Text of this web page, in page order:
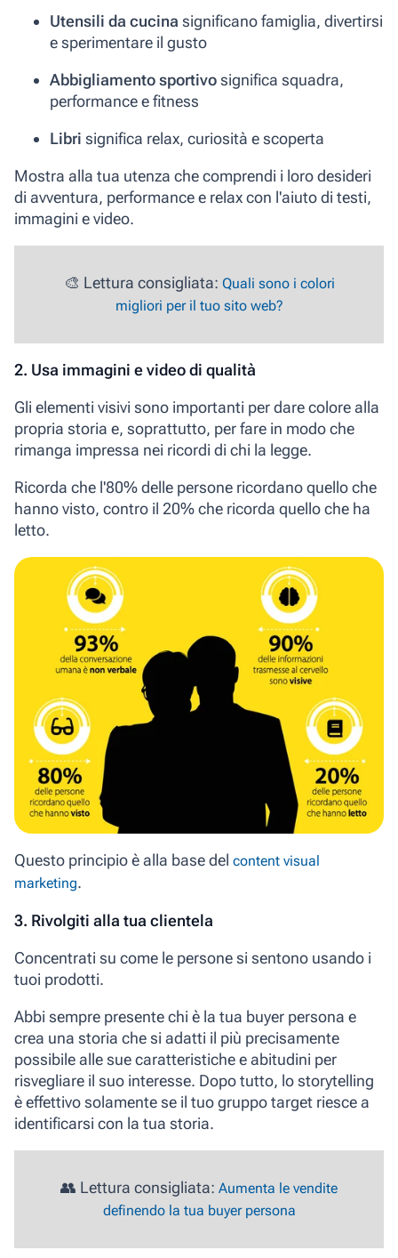
Utensili da cucina significano famiglia, divertirsi
e sperimentare il gusto
Abbigliamento sportivosignifica squadra,
performance e fitness
Libri significa relax, curiosità e scoperta
Mostra alla tua utenza che comprendi i loro desideri
di avventura, performance e relax con l'aiuto di testi,
immagini e video.
🎨 Lettura consigliata: Quali sono i colori
migliori per il tuo sito web?
2. Usa immagini e video di qualità
Gli elementi visivi sono importanti per dare colore alla
propria storia e, soprattutto, per fare in modo che
rimanga impressa nei ricordi di chi la legge.
Ricorda che l'80% delle persone ricordano quello che
hanno visto, contro il 20% che ricorda quello che ha
letto.
Questo principio è alla base del content visual
marketing.
3. Rivolgiti alla tua clientela
Concentrati su come le persone si sentono usando i
tuoi prodotti.
Abbi sempre presentechi è la tua buyer persona e
crea una storia che si adatti il più precisamente
possibile alle sue caratteristiche e abitudini per
risvegliare il suo interesse. Dopo tutto, lo storytelling
è effettivo solamente se il tuo gruppo target riesce a
identificarsi con la tua storia.
👥 Lettura consigliata: Aumenta le vendite
definendo la tua buyer persona